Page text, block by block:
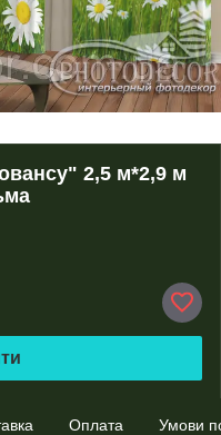
2,5 м*2,9 м
Оплата Умови